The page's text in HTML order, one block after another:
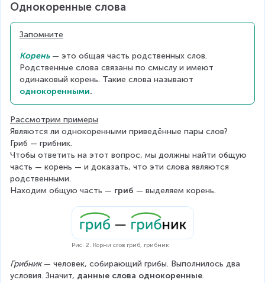
Однокоренные слова
Запомните
Корень — это общая часть родственных слов.
Родственные слова связаны по смыслу и имеют
однокоренными.
Рассмотрим примеры
Являются ли однокоренными приведённые пары слов?
Гриб — грибник.
Чтобы ответить на этот вопрос, мы должны найти общую
часть — корень — и доказать, что эти слова являются
родственными.
Находим общую часть — гриб — выделяем корень.
Рис. 2. Корни слов гриб, грибник
Грибник — человек, собирающий грибы. Выполнилось два
условия. Значит, данные слова однокоренные.